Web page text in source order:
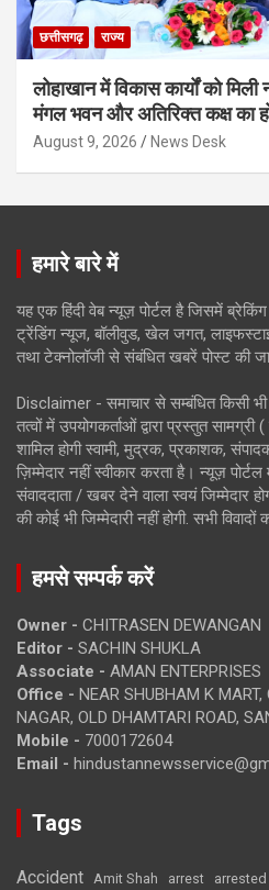
छत्तीसगढ़ राज्य
लोहाखान में विकास कार्यों को
मंगल भवन और अतिरिक्त कक्ष का
August 9, 2026 News Desk
हमारे बारे में
यह एक हिंदी वेब न्यूज़ पोर्टल है जिसमें
ट्रेंडिंग न्यूज, बॉलीवुड, खेल जगत,
तथा टेक्नोलॉजी से संबंधित खबरें पोस्ट की
Disclaimer - समाचार से सम्बंधित किसी
तत्वों में उपयोगकर्ताओं द्वारा प्रस्तुत
शामिल होगी स्वामी, मुद्रक, प्रकाशक,
ज़िम्मेदार नहीं स्वीकार करता है। न्यूज़
संवाददाता / खबर देने वाला स्वयं जिम्मेदार
की कोई भी जिम्मेदारी नहीं होगी. सभी विवादों
हमसे सम्पर्क करें
Owner - CHITRASEN DEWANGAN
Editor - SACHIN SHUKLA
Associate - AMAN ENTERPRISES
Office - NEAR SHUBHAM K
NAGAR, OLD DHAMTARI ROAD,
Mobile - 7000172604
Email -
Tags
Accident Amit Shah arrest arrested